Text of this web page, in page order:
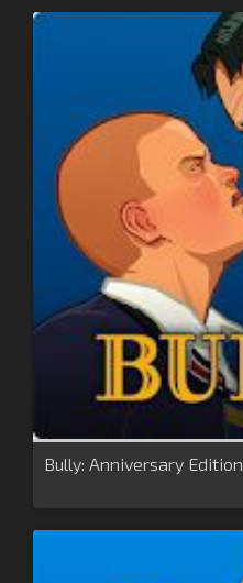
Bully: Anniversary Edition